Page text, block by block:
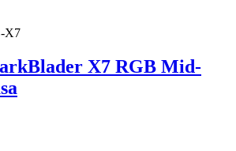
X7
X7 RGB Mid-